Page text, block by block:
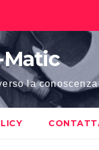
la conoscenza